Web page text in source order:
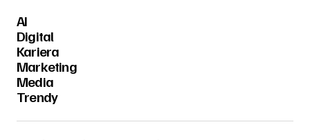
AI
Digital
Kariera
Marketing
Media
Trendy